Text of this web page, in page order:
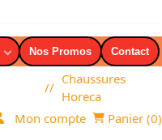
Nos Promos Contact
//
Chaussures
Horeca
Mon compte
Panier (0)